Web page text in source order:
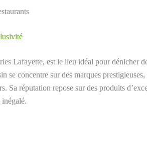
Lafayette, est le lieu idéal pour dénicher
se concentre sur des marques
Sa réputation repose sur des produits